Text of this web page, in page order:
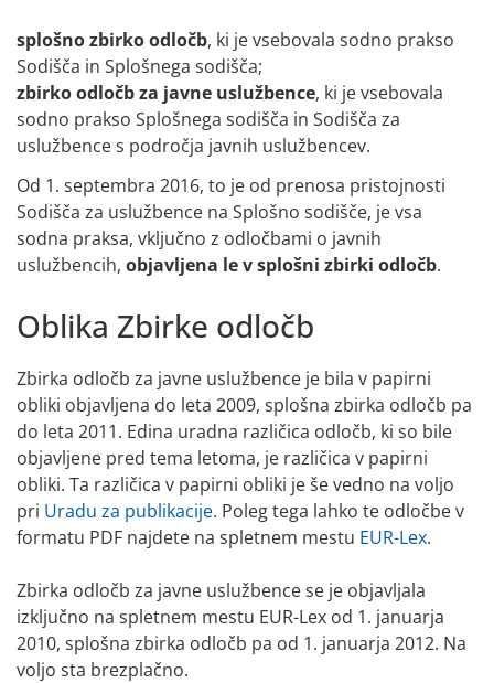
splošno zbirko odločb, ki je vsebovala sodno prakso
Sodišča in Splošnega sodišča;
zbirko odločb za javne uslužbence, ki je vsebovala
sodno prakso Splošnega sodišča in Sodišča za
uslužbence s področja javnih uslužbencev.
Od 1. septembra 2016, to je od prenosa pristojnosti
Sodišča za uslužbence na Splošno sodišče, je vsa
sodna praksa, vključno z odločbami o javnih
uslužbencih, objavljena le v splošni zbirki odločb.
Oblika Zbirke odločb
Zbirka odločb za javne uslužbence je bila v papirni
obliki objavljena do leta 2009, splošna zbirka odločb pa
do leta 2011. Edina uradna različica odločb, ki so bile
objavljene pred tema letoma, je različica v papirni
obliki. Ta različica v papirni obliki je še vedno na voljo
pri Uradu za publikacije. Poleg tega lahko te odločbe v
formatu PDF najdete na spletnem mestu EUR-Lex.
Zbirka odločb za javne uslužbence se je objavljala
izključno na spletnem mestu EUR-Lex od 1. januarja
2010, splošna zbirka odločb pa od 1. januarja 2012. Na
voljo sta brezplačno.